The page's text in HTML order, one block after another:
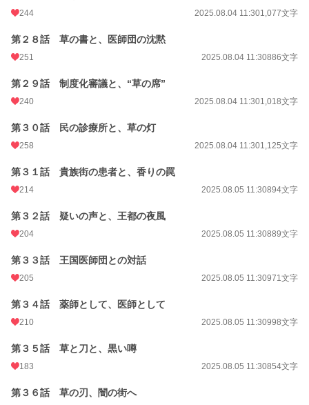
244 2025.08.04 11:301,077文字
第２８話 草の書と、医師団の沈黙
251 2025.08.04 11:30886文字
第２９話 制度化審議と、“草の席”
240 2025.08.04 11:301,018文字
第３０話 民の診療所と、草の灯
258 2025.08.04 11:301,125文字
第３１話 貴族街の患者と、香りの罠
214 2025.08.05 11:30894文字
第３２話 疑いの声と、王都の夜風
204 2025.08.05 11:30889文字
第３３話 王国医師団との対話
205 2025.08.05 11:30971文字
第３４話 薬師として、医師として
210 2025.08.05 11:30998文字
第３５話 草と刀と、黒い噂
183 2025.08.05 11:30854文字
第３６話 草の刃、闇の街へ